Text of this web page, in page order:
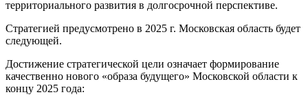
территориального развития в долгосрочной перспективе.
Стратегией предусмотрено в 2025 г. Московская область будет
следующей.
Достижение стратегической цели означает формирование
качественно нового «образа будущего» Московской области к
концу 2025 года: